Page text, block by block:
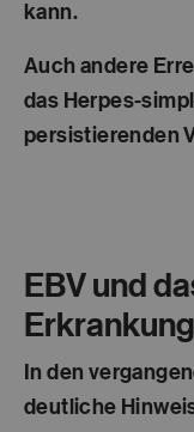
kann.
Auch andere
das Herpes-
persistierenden
EBV und
In den
deutliche